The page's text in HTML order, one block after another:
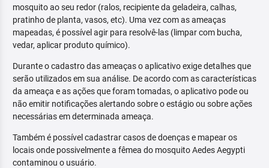
mosquito ao seu redor (ralos, recipiente da geladeira, calhas,
pratinho de planta, vasos, etc). Uma vez com as ameaças
mapeadas, é possível agir para resolvê-las (limpar com bucha,
vedar, aplicar produto químico).
Durante o cadastro das ameaças o aplicativo exige detalhes que
serão utilizados em sua análise. De acordo com as características
da ameaça e as ações que foram tomadas, o aplicativo pode ou
não emitir notificações alertando sobre o estágio ou sobre ações
necessárias em determinada ameaça.
Também é possível cadastrar casos de doenças e mapear os
locais onde possivelmente a fêmea do mosquito Aedes Aegypti
contaminou o usuário.